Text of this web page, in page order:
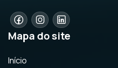
Mapa do site
Início